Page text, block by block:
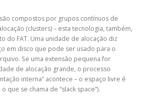
compostos por grupos contínuos de
(clusters) – esta tecnologia, também,
do FAT. Uma unidade de alocação diz
em disco que pode ser usado para o
Se uma extensão pequena for
de alocação grande, o processo
interna” acontece – o espaço livre é
que se chama de “slack space”).